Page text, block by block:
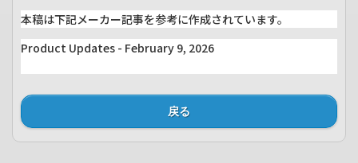
本稿は下記メーカー記事を参考に作成されています。
Product Updates - February 9, 2026
戻る